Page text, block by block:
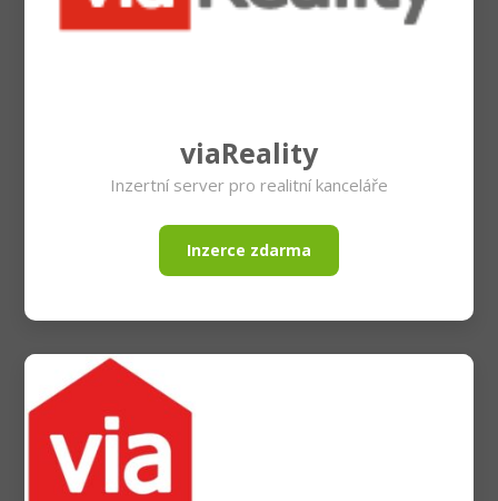
viaReality
Inzertní server pro realitní kanceláře
Inzerce zdarma